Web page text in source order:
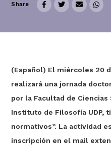
Share
(Español) El miércoles 20
realizará una jornada
por la Facultad de
Instituto de Filosofía UDP,
normativos”. La actividad
inscripción en el mail